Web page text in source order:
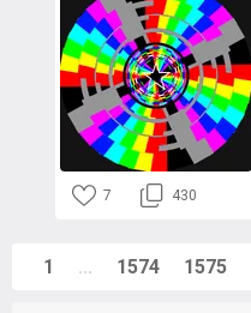
7 430
1 ... 1574 1575